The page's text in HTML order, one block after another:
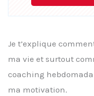
Je t’explique
ma vie et surtout
coaching
ma motivation.